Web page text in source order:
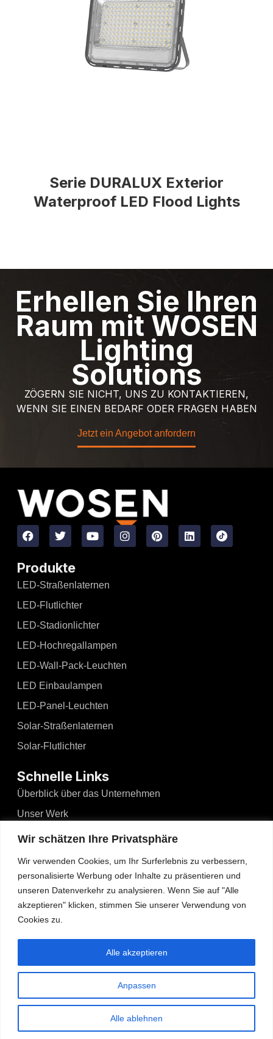
Wir schätzen Ihre Privatsphäre
Wir verwenden Cookies, um Ihr Surferlebnis zu verbessern,
personalisierte Werbung oder Inhalte zu präsentieren und
unseren Datenverkehr zu analysieren. Wenn Sie auf "Alle
akzeptieren" klicken, stimmen Sie unserer Verwendung von
Cookies zu.
Anpassen
Alle ablehnen
Alle akzeptieren
Serie DURALUX Exterior
Waterproof LED Flood Lights
Erhellen Sie Ihren
Raum mit WOSEN
Lighting
Solutions
ZÖGERN SIE NICHT, UNS ZU KONTAKTIEREN,
WENN SIE EINEN BEDARF ODER FRAGEN HABEN
Jetzt ein Angebot anfordern
Produkte
LED-Straßenlaternen
LED-Flutlichter
LED-Stadionlichter
LED-Hochregallampen
LED-Wall-Pack-Leuchten
LED Einbaulampen
LED-Panel-Leuchten
Solar-Straßenlaternen
Solar-Flutlichter
Schnelle Links
Überblick über das Unternehmen
Unser Werk
Nachrichten und Ereignisse
Blogs
Kontakt
Kontakt
No.526, Dong'an North Road, Haizhou, Guzhen,
Zhongshan, Guangdong, China
admin@wosenled.com